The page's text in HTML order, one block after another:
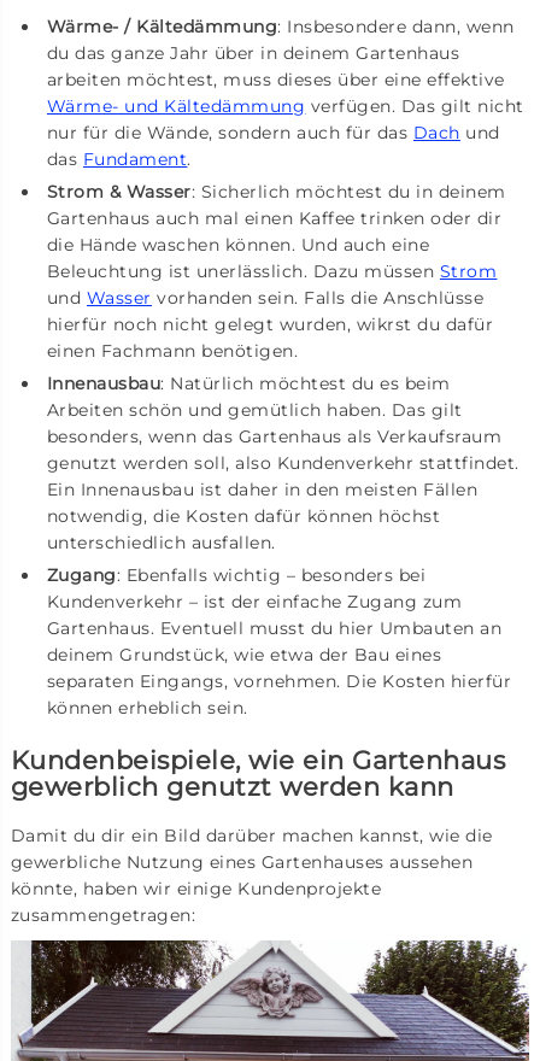
Wärme- / Kältedämmung: Insbesondere dann, wenn
du das ganze Jahr über in deinem Gartenhaus
arbeiten möchtest, muss dieses über eine effektive
Wärme- und Kältedämmung verfügen. Das gilt nicht
nur für die Wände, sondern auch für das Dach und
das Fundament.
Strom & Wasser: Sicherlich möchtest du in deinem
Gartenhaus auch mal einen Kaffee trinken oder dir
die Hände waschen können. Und auch eine
Beleuchtung ist unerlässlich. Dazu müssen Strom
und Wasser vorhanden sein. Falls die Anschlüsse
hierfür noch nicht gelegt wurden, wikrst du dafür
einen Fachmann benötigen.
Innenausbau: Natürlich möchtest du es beim
Arbeiten schön und gemütlich haben. Das gilt
besonders, wenn das Gartenhaus als Verkaufsraum
genutzt werden soll, also Kundenverkehr stattfindet.
Ein Innenausbau ist daher in den meisten Fällen
notwendig, die Kosten dafür können höchst
unterschiedlich ausfallen.
Zugang: Ebenfalls wichtig – besonders bei
Kundenverkehr – ist der einfache Zugang zum
Gartenhaus. Eventuell musst du hier Umbauten an
deinem Grundstück, wie etwa der Bau eines
separaten Eingangs, vornehmen. Die Kosten hierfür
können erheblich sein.
Kundenbeispiele, wie ein Gartenhaus
gewerblich genutzt werden kann
Damit du dir ein Bild darüber machen kannst, wie die
gewerbliche Nutzung eines Gartenhauses aussehen
könnte, haben wir einige Kundenprojekte
zusammengetragen: